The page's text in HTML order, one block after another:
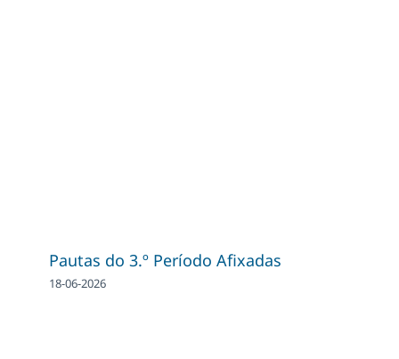
Pautas do 3.º Período Afixadas
18-06-2026